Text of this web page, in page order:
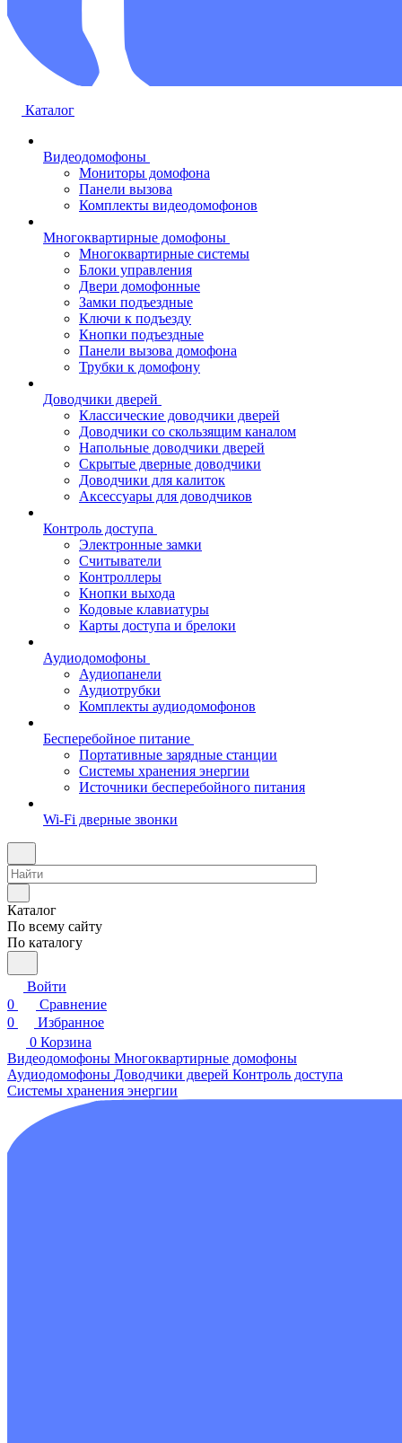
Каталог
Видеодомофоны
Мониторы домофона
Панели вызова
Комплекты видеодомофонов
Многоквартирные домофоны
Многоквартирные системы
Блоки управления
Двери домофонные
Замки подъездные
Ключи к подъезду
Кнопки подъездные
Панели вызова домофона
Трубки к домофону
Доводчики дверей
Классические доводчики дверей
Доводчики со скользящим каналом
Напольные доводчики дверей
Скрытые дверные доводчики
Доводчики для калиток
Аксессуары для доводчиков
Контроль доступа
Электронные замки
Считыватели
Контроллеры
Кнопки выхода
Кодовые клавиатуры
Карты доступа и брелоки
Аудиодомофоны
Аудиопанели
Аудиотрубки
Комплекты аудиодомофонов
Бесперебойное питание
Портативные зарядные станции
Системы хранения энергии
Источники бесперебойного питания
Wi-Fi дверные звонки
Каталог
По всему сайту
По каталогу
Войти
0
Сравнение
0
Избранное
0 Корзина
Видеодомофоны Многоквартирные домофоны
Аудиодомофоны Доводчики дверей Контроль доступа
Системы хранения энергии